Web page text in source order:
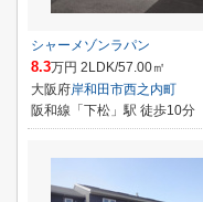
シャーメゾンラパン
8.3万円 2LDK/57.00㎡
大阪府岸和田市西之内町
阪和線「下松」駅 徒歩10分